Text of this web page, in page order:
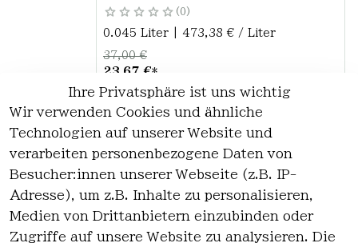
0
0.045 Liter | 473,38 € / Liter
23,67 €*
37,00 €
Hinzufügen
*inkl. ges. MwStzzgl.Versandkosten
1
Ihre Privatsphäre ist uns wichtig
Wir verwenden Cookies und ähnliche
Technologien auf unserer Website und
verarbeiten personenbezogene Daten von
Besucher:innen unserer Webseite (z.B. IP-
Adresse), um z.B. Inhalte zu personalisieren,
Medien von Drittanbietern einzubinden oder
Zugriffe auf unsere Website zu analysieren. Die